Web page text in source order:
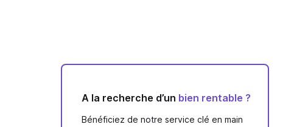
A la recherche d’un bien rentable ?
Bénéficiez de notre service clé en main